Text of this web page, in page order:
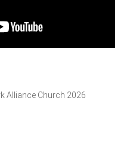
Alliance Church 2026